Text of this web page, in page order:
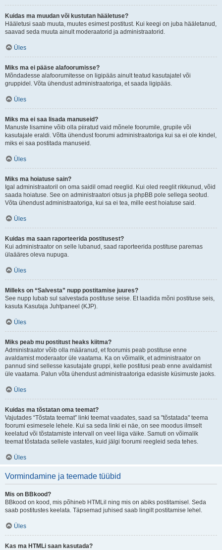
Kuidas ma muudan või kustutan hääletuse?
Hääletusi saab muuta, muutes esimest postitust. Kui keegi on juba hääletanud,
saavad seda muuta ainult moderaatorid ja administraatorid.
Üles
Miks ma ei pääse alafoorumisse?
Mõndadesse alafoorumitesse on ligipääs ainult teatud kasutajatel või
gruppidel. Võta ühendust administraatoriga, et saada ligipääs.
Üles
Miks ma ei saa lisada manuseid?
Manuste lisamine võib olla piiratud vaid mõnele foorumile, grupile või
kasutajale eraldi. Võtta ühendust foorumi administraatoriga kui sa ei ole kindel,
miks ei saa postitada manuseid.
Üles
Miks ma hoiatuse sain?
Igal administraatoril on oma saidil omad reeglid. Kui oled reeglit rikkunud, võid
saada hoiatuse. See on administraatori otsus ja phpBB pole sellega seotud.
Võta ühendust administraatoriga, kui sa ei tea, mille eest hoiatuse said.
Üles
Kuidas ma saan raporteerida postitusest?
Kui administraator on selle lubanud, saad raporteerida postituse paremas
ülaääres oleva nupuga.
Üles
Milleks on “Salvesta” nupp postitamise juures?
See nupp lubab sul salvestada postituse seise. Et laadida mõni postituse seis,
kasuta Kasutaja Juhtpaneel (KJP).
Üles
Miks peab mu postitust heaks kiitma?
Administraator võib olla määranud, et foorumis peab postituse enne
avaldamist moderaator üle vaatama. Ka on võimalik, et administraator on
pannud sind sellesse kasutajate gruppi, kelle postitusi peab enne avaldamist
üle vaatama. Palun võta ühendust administraatoriga edasiste küsimuste jaoks.
Üles
Kuidas ma tõstatan oma teemat?
Vajutades “Tõstata teemat” linki teemat vaadates, saad sa "tõstatada" teema
foorumi esimesele lehele. Kui sa seda linki ei näe, on see moodus ilmselt
keelatud või tõstatamiste intervall on veel liiga väike. Samuti on võimalik
teemat tõstatada sellele vastates, kuid jälgi foorumi reegleid seda tehes.
Üles
Vormindamine ja teemade tüübid
Mis on BBkood?
BBkood on kood, mis põhineb HTMLil ning mis on abiks postitamisel. Seda
saab postitustes keelata. Täpsemad juhised saab lingilt postitamise lehel.
Üles
Kas ma HTMLi saan kasutada?